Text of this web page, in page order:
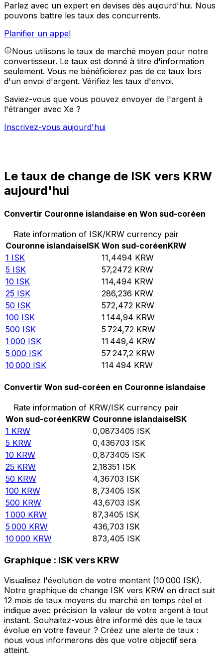
Parlez avec un expert en devises dès aujourd'hui. Nous
pouvons battre les taux des concurrents.
Planifier un appel
Nous utilisons le taux de marché moyen pour notre
convertisseur. Le taux est donné à titre d'information
seulement. Vous ne bénéficierez pas de ce taux lors
d'un envoi d'argent. Vérifiez les taux d'envoi.
Saviez-vous que vous pouvez envoyer de l'argent à
l'étranger avec Xe ?
Inscrivez-vous aujourd'hui
Le taux de change de ISK vers KRW
aujourd'hui
Convertir Couronne islandaise en Won sud-coréen
Rate information of ISK/KRW currency pair
Couronne islandaiseISK Won sud-coréenKRW
1 ISK 11,4494 KRW
5 ISK 57,2472 KRW
10 ISK 114,494 KRW
25 ISK 286,236 KRW
50 ISK 572,472 KRW
100 ISK 1 144,94 KRW
500 ISK 5 724,72 KRW
1 000 ISK 11 449,4 KRW
5 000 ISK 57 247,2 KRW
10 000 ISK 114 494 KRW
Convertir Won sud-coréen en Couronne islandaise
Rate information of KRW/ISK currency pair
Won sud-coréenKRW Couronne islandaiseISK
1 KRW 0,0873405 ISK
5 KRW 0,436703 ISK
10 KRW 0,873405 ISK
25 KRW 2,18351 ISK
50 KRW 4,36703 ISK
100 KRW 8,73405 ISK
500 KRW 43,6703 ISK
1 000 KRW 87,3405 ISK
5 000 KRW 436,703 ISK
10 000 KRW 873,405 ISK
Graphique : ISK vers KRW
Visualisez l'évolution de votre montant (10 000 ISK).
Notre graphique de change ISK vers KRW en direct suit
12 mois de taux moyens du marché en temps réel et
indique avec précision la valeur de votre argent à tout
instant. Souhaitez-vous être informé dès que le taux
évolue en votre faveur ? Créez une alerte de taux :
nous vous informerons dès que votre objectif sera
atteint.